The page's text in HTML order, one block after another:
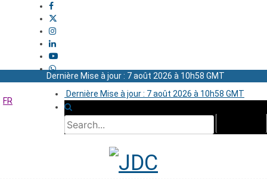
Dernière Mise à jour : 7 août 2026 à 10h58 GMT
Dernière Mise à jour : 7 août 2026 à 10h58 GMT
FR